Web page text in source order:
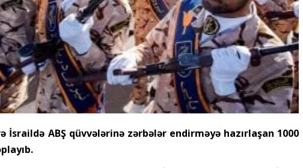
İsraildə ABŞ qüvvələrinə zərbələr endirməyə hazırlaşan 1000